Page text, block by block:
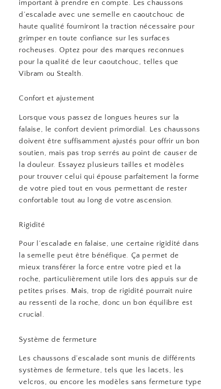
important à prendre en compte. Les chaussons
d’escalade avec une semelle en caoutchouc de
haute qualité fourniront la traction nécessaire pour
grimper en toute confiance sur les surfaces
rocheuses. Optez pour des marques reconnues
pour la qualité de leur caoutchouc, telles que
Vibram ou Stealth.
Confort et ajustement
Lorsque vous passez de longues heures sur la
falaise, le confort devient primordial. Les chaussons
doivent être suffisamment ajustés pour offrir un bon
soutien, mais pas trop serrés au point de causer de
la douleur. Essayez plusieurs tailles et modèles
pour trouver celui qui épouse parfaitement la forme
de votre pied tout en vous permettant de rester
confortable tout au long de votre ascension.
Rigidité
Pour l’escalade en falaise, une certaine rigidité dans
la semelle peut être bénéfique. Ça permet de
mieux transférer la force entre votre pied et la
roche, particulièrement utile lors des appuis sur de
petites prises. Mais, trop de rigidité pourrait nuire
au ressenti de la roche, donc un bon équilibre est
crucial.
Système de fermeture
Les chaussons d’escalade sont munis de différents
systèmes de fermeture, tels que les lacets, les
velcros, ou encore les modèles sans fermeture type